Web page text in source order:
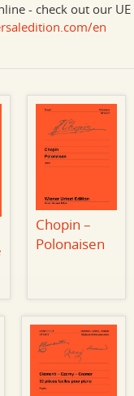
- check out our UE
en
Chopin –
Polonaisen